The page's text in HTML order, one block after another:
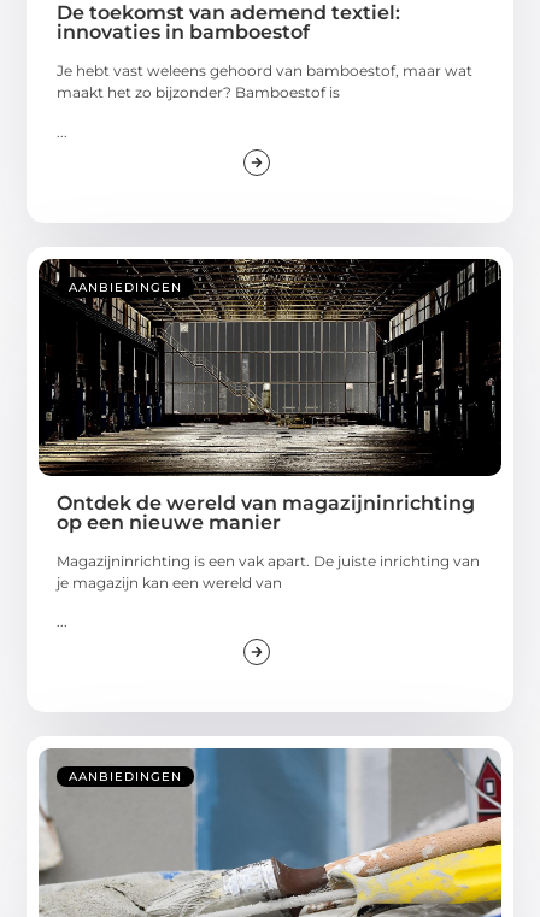
De toekomst van ademend textiel:
innovaties in bamboestof
Je hebt vast weleens gehoord van bamboestof, maar wat
maakt het zo bijzonder? Bamboestof is
AANBIEDINGEN
Ontdek de wereld van magazijninrichting
op een nieuwe manier
Magazijninrichting is een vak apart. De juiste inrichting van
je magazijn kan een wereld van
...
AANBIEDINGEN